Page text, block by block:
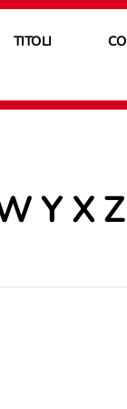
TITOLI
Y X Z